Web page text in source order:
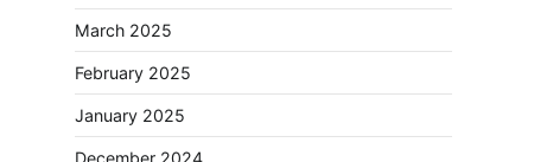
March 2025
February 2025
January 2025